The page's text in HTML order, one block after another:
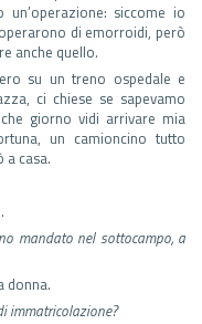
siccome io
di emorroidi, però
anche quello.
su un treno ospedale e
ci chiese se sapevamo
giorno vidi arrivare mia
un camioncino tutto
a casa.
mandato nel sottocampo, a
donna.
immatricolazione?